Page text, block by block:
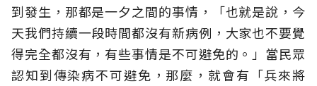
到發生，那都是一夕之間的事情，「也就是說，今
天我們持續一段時間都沒有新病例，大家也不要覺
得完全都沒有，有些事情是不可避免的。」當民眾
認知到傳染病不可避免，那麼，就會有「兵來將